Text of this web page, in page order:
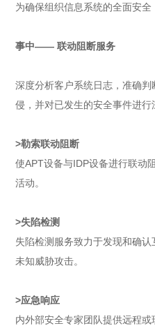
为确保组织信息系统的全面安全
事中—— 联动阻断服务
深度分析客户系统日志，准确
侵，并对已发生的安全事件进行
>勒索联动阻断
使APT设备与IDP设备进行联动
活动。
>失陷检测
失陷检测服务致力于发现和确
未知威胁攻击。
>应急响应
内外部安全专家团队提供远程